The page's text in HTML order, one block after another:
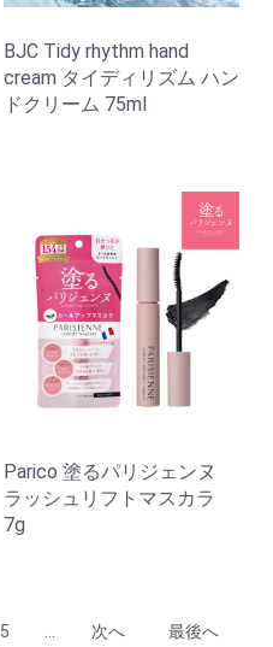
BJC Tidy rhythm hand
cream タイディリズム ハン
ドクリーム 75ml
Parico 塗るパリジェンヌ
ラッシュリフトマスカラ
7g
5 次へ 最後へ